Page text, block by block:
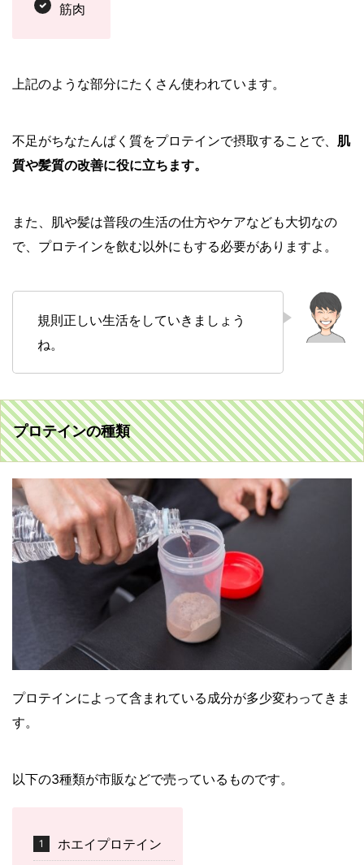
筋肉
上記のような部分にたくさん使われています。
不足がちなたんぱく質をプロテインで摂取することで、 肌
質や髪質の改善に役に立ちます。
また、肌や髪は普段の生活の仕方やケアなども大切なの
で、プロテインを飲む以外にもする必要がありますよ。
規則正しい生活をしていきましょう
ね。
プロテインの種類
プロテインによって含まれている成分が多少変わってきま
す。
以下の3種類が市販などで売っているものです。
ホエイプロテイン